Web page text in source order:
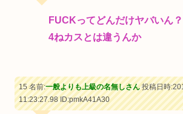
FUCKってどんだけヤバいん？
4ねカスとは違うんか
15 名前:一般よりも上級の名無しさん投稿日時
11:23:27.98ID:pmkA41A30